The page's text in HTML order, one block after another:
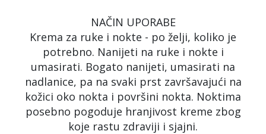
NAČIN UPORABE
Krema za ruke i nokte - po želji, koliko je
potrebno. Nanijeti na ruke i nokte i
umasirati. Bogato nanijeti, umasirati na
nadlanice, pa na svaki prst završavajući na
kožici oko nokta i površini nokta. Noktima
posebno pogoduje hranjivost kreme zbog
koje rastu zdraviji i sjajni.